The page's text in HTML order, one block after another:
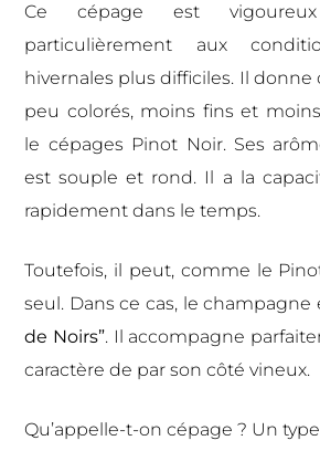
Ce cépage est
particulièrement aux
hivernales plus difficiles. Il
peu colorés, moins fins et
le cépages Pinot Noir. Ses
est souple et rond. Il a la
rapidement dans le temps.
Toutefois, il peut, comme le
seul. Dans ce cas, le champagne
de Noirs”. Il accompagne
caractère de par son côté vineux.
Qu’appelle-t-on cépage ? Un